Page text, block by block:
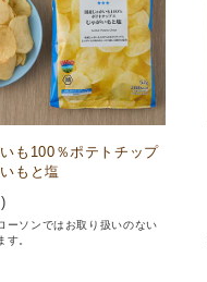
も100％ポテトチップ
もと塩
ーソンではお取り扱いのない
す。